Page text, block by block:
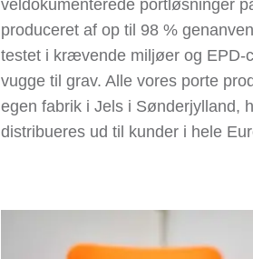
veldokumenterede portløsninger
produceret af op til 98 %
testet i krævende miljøer og EPD-
vugge til grav. Alle vores porte
egen fabrik i Jels i Sønderjylland,
distribueres ud til kunder i hele